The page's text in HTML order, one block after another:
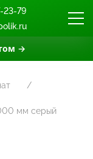
→
23-79
мм серый